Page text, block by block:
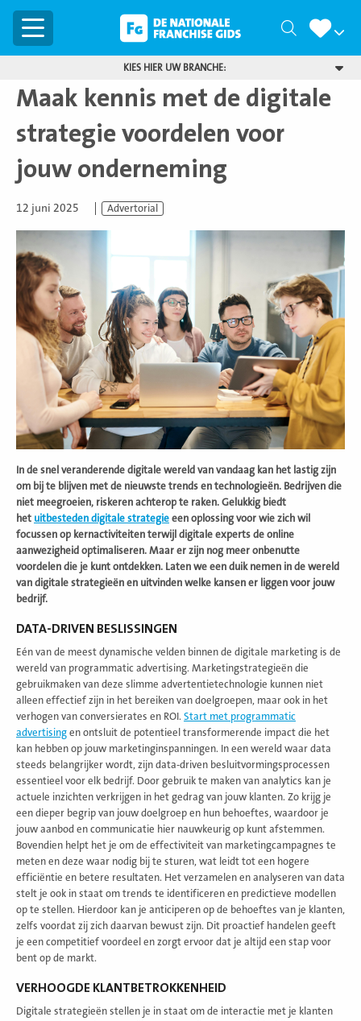
Menu Zoeken
KIES HIER UW BRANCHE:
Maak kennis met de digitale
strategie voordelen voor
jouw onderneming
12 juni 2025 Advertorial
In de snel veranderende digitale wereld van vandaag kan het lastig zijn
om bij te blijven met de nieuwste trends en technologieën. Bedrijven die
niet meegroeien, riskeren achterop te raken. Gelukkig biedt
het uitbesteden digitale strategie een oplossing voor wie zich wil
focussen op kernactiviteiten terwijl digitale experts de online
aanwezigheid optimaliseren. Maar er zijn nog meer onbenutte
voordelen die je kunt ontdekken. Laten we een duik nemen in de wereld
van digitale strategieën en uitvinden welke kansen er liggen voor jouw
bedrijf.
DATA-DRIVEN BESLISSINGEN
Eén van de meest dynamische velden binnen de digitale marketing is de
wereld van programmatic advertising. Marketingstrategieën die
gebruikmaken van deze slimme advertentietechnologie kunnen niet
alleen effectief zijn in het bereiken van doelgroepen, maar ook in het
verhogen van conversierates en ROI. Start met programmatic
advertising en ontsluit de potentieel transformerende impact die het
kan hebben op jouw marketinginspanningen. In een wereld waar data
steeds belangrijker wordt, zijn data-driven besluitvormingsprocessen
essentieel voor elk bedrijf. Door gebruik te maken van analytics kan je
actuele inzichten verkrijgen in het gedrag van jouw klanten. Zo krijg je
een dieper begrip van jouw doelgroep en hun behoeftes, waardoor je
jouw aanbod en communicatie hier nauwkeurig op kunt afstemmen.
Bovendien helpt het je om de effectiviteit van marketingcampagnes te
meten en deze waar nodig bij te sturen, wat leidt tot een hogere
efficiëntie en betere resultaten. Het verzamelen en analyseren van data
stelt je ook in staat om trends te identificeren en predictieve modellen
op te stellen. Hierdoor kan je anticiperen op de behoeftes van je klanten,
zelfs voordat zij zich daarvan bewust zijn. Dit proactief handelen geeft
je een competitief voordeel en zorgt ervoor dat je altijd een stap voor
bent op de markt.
VERHOOGDE KLANTBETROKKENHEID
Digitale strategieën stellen je in staat om de interactie met je klanten